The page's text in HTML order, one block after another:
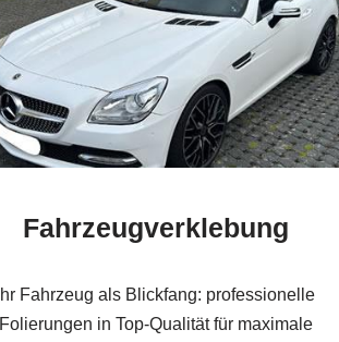
Fahrzeugverklebung
Ihr Fahrzeug als Blickfang: professionelle
Folierungen in Top-Qualität für maximale